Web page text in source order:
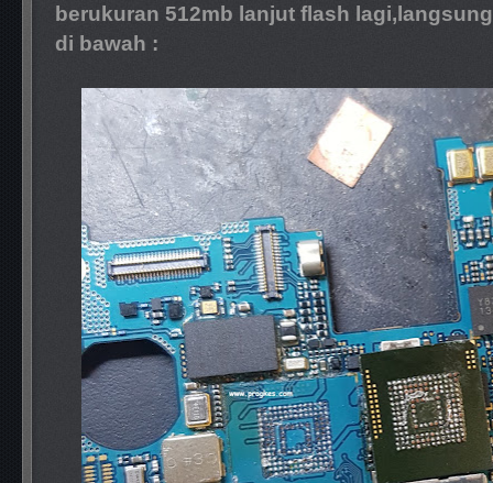
berukuran 512mb lanjut flash
di bawah :